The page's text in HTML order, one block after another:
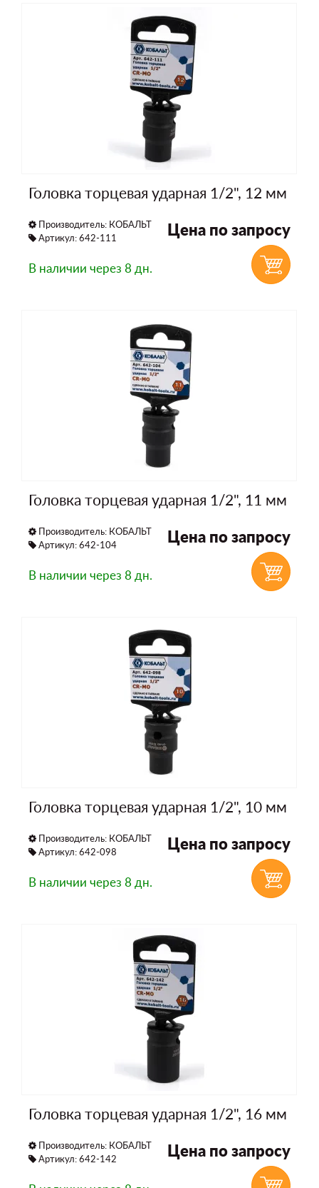
Головка торцевая ударная 1/2", 12 мм
Производитель: КОБАЛЬТ
Артикул: 642-111
Цена по запросу
В наличии через 8 дн.
Головка торцевая ударная 1/2", 11 мм
Производитель: КОБАЛЬТ
Артикул: 642-104
Цена по запросу
В наличии через 8 дн.
Головка торцевая ударная 1/2", 10 мм
Производитель: КОБАЛЬТ
Артикул: 642-098
Цена по запросу
В наличии через 8 дн.
Головка торцевая ударная 1/2", 16 мм
Производитель: КОБАЛЬТ
Артикул: 642-142
Цена по запросу